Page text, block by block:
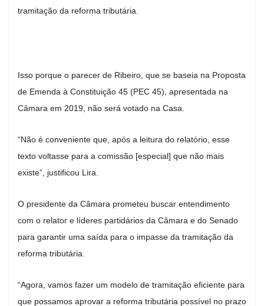
tramitação da reforma tributária.
Isso porque o parecer de Ribeiro, que se baseia na Proposta
de Emenda à Constituição 45 (PEC 45), apresentada na
Câmara em 2019, não será votado na Casa.
“Não é conveniente que, após a leitura do relatório, esse
texto voltasse para a comissão [especial] que não mais
existe”, justificou Lira.
O presidente da Câmara prometeu buscar entendimento
com o relator e líderes partidários da Câmara e do Senado
para garantir uma saída para o impasse da tramitação da
reforma tributária.
“Agora, vamos fazer um modelo de tramitação eficiente para
que possamos aprovar a reforma tributária possível no prazo